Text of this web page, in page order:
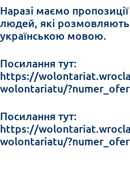
Наразі маємо
людей, які розмовляють
українською мовою.
Посилання тут:
https://
wolontariatu/
Посилання тут:
https://
wolontariatu/